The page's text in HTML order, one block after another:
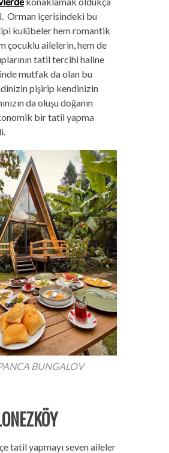
Orman içerisindeki bu
kulübeler hem romantik
çocuklu ailelerin, hem de
tatil tercihi haline
mutfak da olan bu
pişirip kendinizin
da oluşu doğanın
bir tatil yapma
BUNGALOV
tatil yapmayı seven aileler